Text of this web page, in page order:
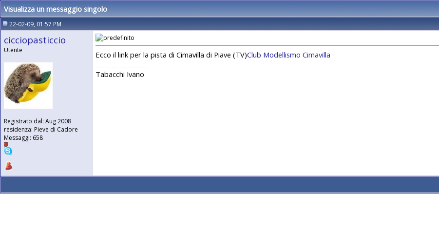
Visualizza un messaggio singolo
22-02-09, 01:57 PM
cicciopasticcio
Utente
Registrato dal: Aug 2008
residenza: Pieve di Cadore
Messaggi: 658
Ecco il link per la pista di Cimavilla di Piave (TV)Club Modellismo Cimavilla
Tabacchi Ivano